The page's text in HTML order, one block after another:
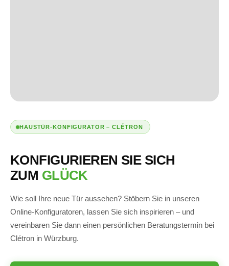
HAUSTÜR-KONFIGURATOR – CLÉTRON
KONFIGURIEREN SIE SICH
ZUM GLÜCK
Wie soll Ihre neue Tür aussehen? Stöbern Sie in unseren
Online-Konfiguratoren, lassen Sie sich inspirieren – und
vereinbaren Sie dann einen persönlichen Beratungstermin bei
Clétron in Würzburg.